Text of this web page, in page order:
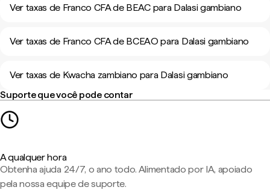
Ver taxas de Franco CFA de BEAC para Dalasi gambiano
Ver taxas de Franco CFA de BCEAO para Dalasi gambiano
Ver taxas de Kwacha zambiano para Dalasi gambiano
Suporte que você pode contar
A qualquer hora
Obtenha ajuda 24/7, o ano todo. Alimentado por IA, apoiado
pela nossa equipe de suporte.